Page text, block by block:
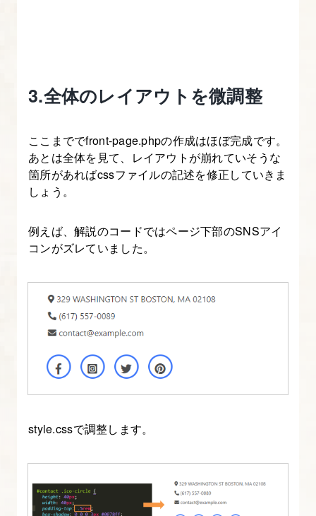
3.全体のレイアウトを微調整
ここまででfront-page.phpの作成はほぼ完成です。
あとは全体を見て、レイアウトが崩れていそうな
箇所があればcssファイルの記述を修正していきま
しょう。
例えば、解説のコードではページ下部のSNSアイ
コンがズレていました。
style.cssで調整します。